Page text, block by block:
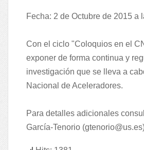
Fecha: 2 de Octubre de 2015 a
Con el ciclo "Coloquios en el
exponer de forma continua y
investigación que se lleva a
Nacional de Aceleradores.
Para detalles adicionales
García-Tenorio (gtenorio@us.es